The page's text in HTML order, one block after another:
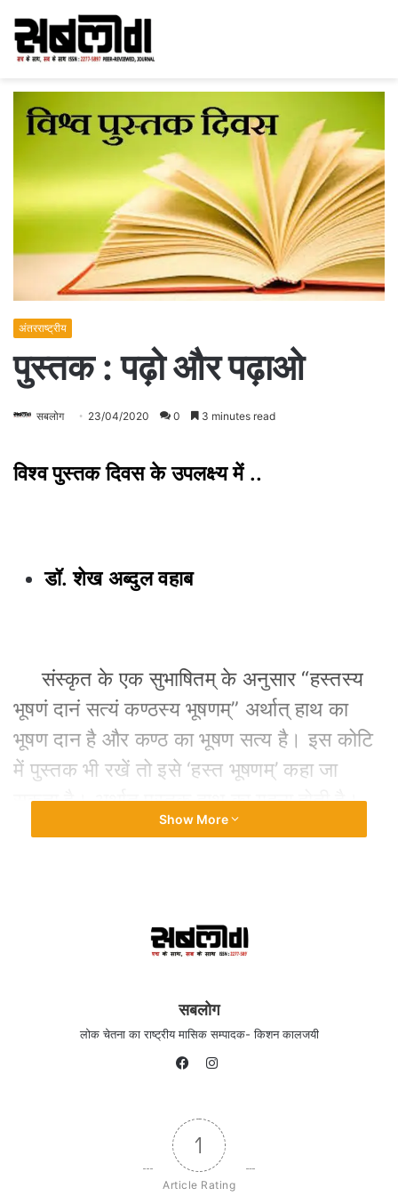
अंतरराष्ट्रीय
पुस्तक : पढ़ो और पढ़ाओ
सबलोग 23/04/2020 0 3 minutes read
विश्व पुस्तक दिवस के उपलक्ष्य में ..
डॉ. शेख अब्दुल वहाब
संस्कृत के एक सुभाषितम् के अनुसार “हस्तस्य
भूषणं दानं सत्यं कण्ठस्य भूषणम्” अर्थात् हाथ का
भूषण दान है और कण्ठ का भूषण सत्य है। इस कोटि
में पुस्तक भी रखें तो इसे ‘हस्त भूषणम्’ कहा जा
सकता है। अर्थात् पुस्तक हाथ का गहना होती है।
यह जिसके हाथ के होता है उसकी शोभा बढ़ाती है।
कराती है। यह व्यक्ति के पढ़ा लिखा होने का प्रमाण
Show More
सबलोग
लोक चेतना का राष्ट्रीय मासिक सम्पादक- किशन कालजयी
Instagram
1
Article Rating